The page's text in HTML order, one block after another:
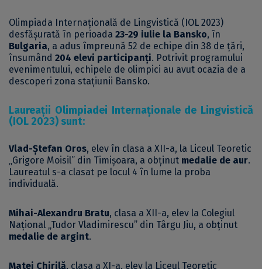
Olimpiada Internațională de Lingvistică (IOL 2023)
desfășurată în perioada 23-29 iulie la Bansko, în
Bulgaria, a adus împreună 52 de echipe din 38 de țări,
însumând 204 elevi participanți. Potrivit programului
evenimentului, echipele de olimpici au avut ocazia de a
descoperi zona stațiunii Bansko.
Laureații Olimpiadei Internaționale de Lingvistică
(IOL 2023) sunt:
Vlad-Ștefan Oros, elev în clasa a XII-a, la Liceul Teoretic
„Grigore Moisil” din Timișoara, a obținut medalie de aur.
Laureatul s-a clasat pe locul 4 în lume la proba
individuală.
Mihai-Alexandru Bratu, clasa a XII-a, elev la Colegiul
Național „Tudor Vladimirescu” din Târgu Jiu, a obținut
medalie de argint.
Matei Chirilă, clasa a XI-a, elev la Liceul Teoretic